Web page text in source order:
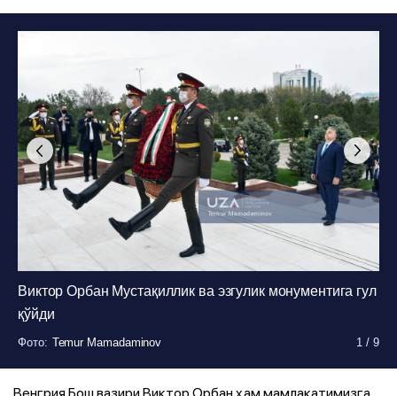
Виктор Орбан Мустақиллик ва эзгулик монументига гул
қўйди
Фото: Temur Mamadaminov 1 /9
Фото: Temur Mamadaminov 1 /9
Фото: Temur Mamadaminov 1 /9
Фото: Temur Mamadaminov 1 /9
Фото: Temur Mamadaminov 1 /9
Фото: Temur Mamadaminov 1 /9
Фото: Temur Mamadaminov 1 /9
Фото: Temur Mamadaminov 1 /9
Фото: Temur Mamadaminov 1 /9